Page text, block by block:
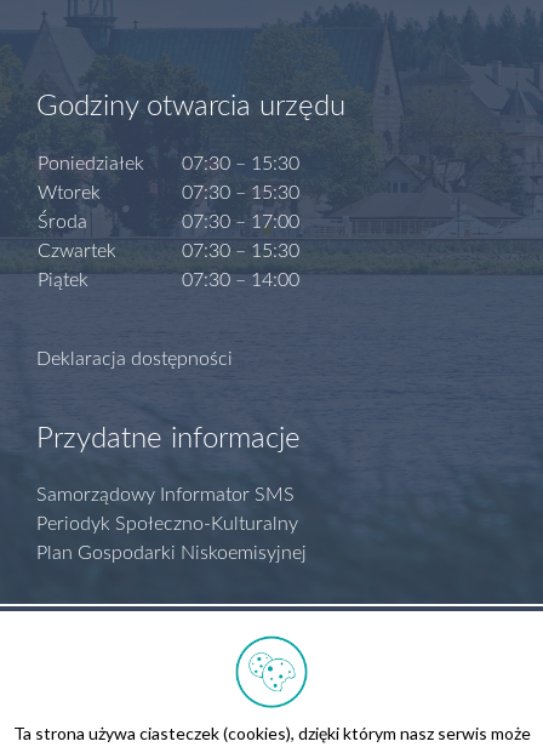
Godziny otwarcia urzędu
Poniedziałek
Wtorek
Środa
Czwartek
Piątek
07:30 – 15:30
07:30 – 15:30
07:30 – 17:00
07:30 – 15:30
07:30 – 14:00
Deklaracja dostępności
Przydatne informacje
Samorządowy Informator SMS
Periodyk Społeczno-Kulturalny
Plan Gospodarki Niskoemisyjnej
Ta strona używa ciasteczek (cookies), dzięki którym nasz serwis może